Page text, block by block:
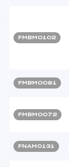
FMBM0102
FMBM0081
FMBM0072
FNAM0131